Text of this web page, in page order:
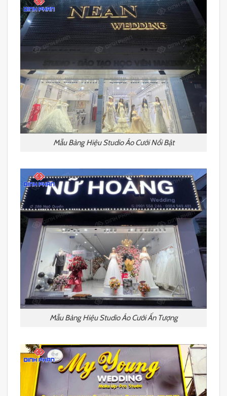
Mẫu Bảng Hiệu Studio Áo Cưới Nổi Bật
Mẫu Bảng Hiệu Studio Áo Cưới Ấn Tượng